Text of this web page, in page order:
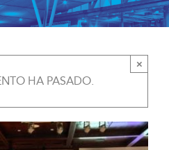
HA PASADO.
×